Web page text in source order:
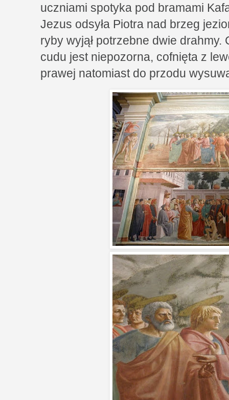
uczniami spotyka pod bramami
Jezus odsyła Piotra nad brzeg
ryby wyjął potrzebne dwie
cudu jest niepozorna, cofnięta z
prawej natomiast do przodu